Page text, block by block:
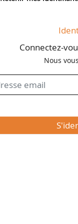
Connectez-
Nous